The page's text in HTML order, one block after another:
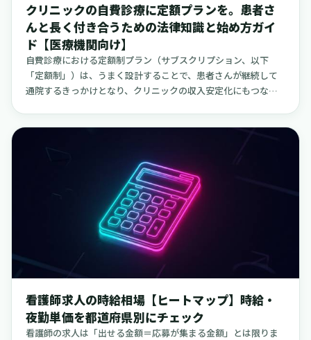
クリニックの自費診療に定額プランを。患者さ
んと長く付き合うための法律知識と始め方ガイ
ド【医療機関向け】
自費診療における定額制プラン（サブスクリプション、以下
「定額制」）は、うまく設計することで、患者さんが継続して
通院するきっかけとなり、クリニックの収入安定化にもつなが
護の現場にも目を配りながら、「何ができて、どこに注意すれ
ばよいのか」という点を、具体的な事例や根拠を交えて整理し
ていきます。記事の後半では、定額制の導入に伴うスタッフ体
制の整え方にも触れます。もし短期的に人手を補充したい場合
には、お試し勤務を通じてミスマッチを抑えながら迅速に募集
ができる「クーラ」の活用も一つの選択肢です。ご興味があれ
ば、ぜひ一度ご覧ください。（https://business.cu-ra.net/）
看護師求人の時給相場【ヒートマップ】時給・
夜勤単価を都道府県別にチェック
看護師の求人は「出せる金額＝応募が集まる金額」とは限りま